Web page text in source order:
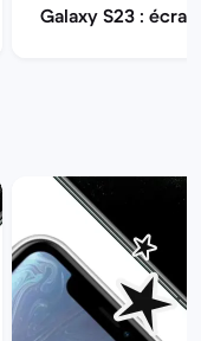
Galaxy S23 :